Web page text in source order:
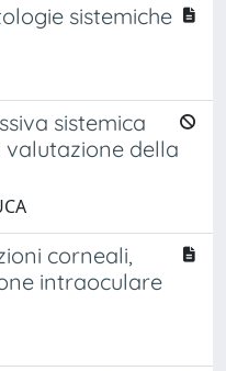
sistemiche
sistemica
della
corneali,
intraoculare